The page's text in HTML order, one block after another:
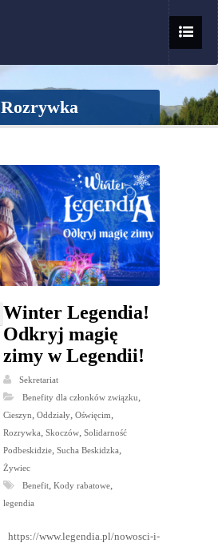
Rozrywka
Winter Legendia!
Odkryj magię
zimy w Legendii!
Sekretariat
Benefity dla członków związku
Cieszyn Oddziały, Oświęcim
Rozrywka Skoczów, Solidarność
Podbeskidzie, Sucha Beskidzka
Żywiec
Benefit, Kody rabatowe,
legendia
https://www.legendia.pl/nowosci-i-